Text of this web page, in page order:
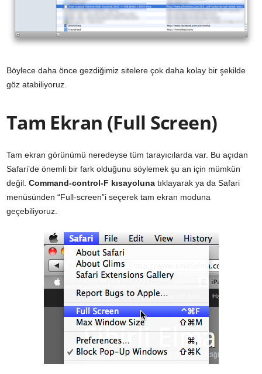
Böylece daha önce gezdiğimiz sitelere çok daha kolay bir şekilde
göz atabiliyoruz.
Tam Ekran (Full Screen)
Tam ekran görünümü neredeyse tüm tarayıcılarda var. Bu açıdan
Safari’de önemli bir fark olduğunu söylemek şu an için mümkün
değil. Command-control-F kısayoluna tıklayarak ya da Safari
menüsünden “Full-screen”i seçerek tam ekran moduna
geçebiliyoruz.